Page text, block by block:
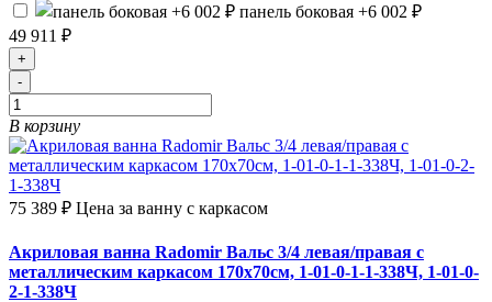
панель боковая +6 002 ₽
49 911 ₽
+
-
В корзину
75 389 ₽ Цена за ванну с каркасом
Акриловая ванна Radomir Вальс 3/4 левая/правая с
металлическим каркасом 170х70см, 1-01-0-1-1-338Ч, 1-01-0-
2-1-338Ч